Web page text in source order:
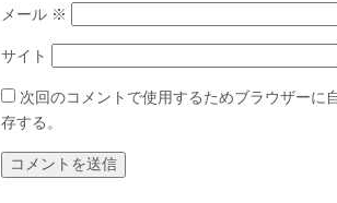
メール ※
サイト
次回のコメントで使用するためブラウザーに
存する。